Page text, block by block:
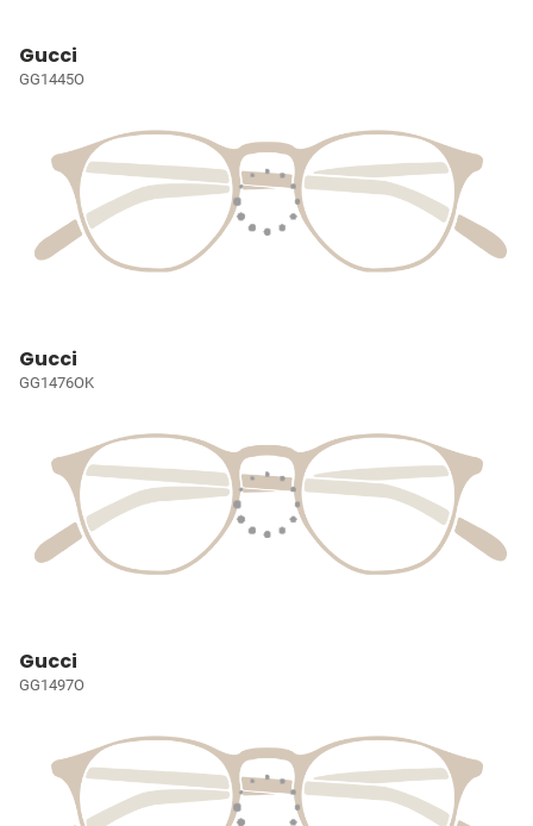
Gucci
GG1445O
Gucci
GG1476OK
Gucci
GG1497O